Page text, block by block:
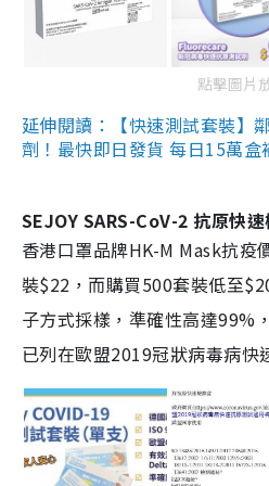
點擊圖片
延伸閱讀：【快速測試套裝】
劑！最快即日發貨 每日15萬盒
SEJOY SARS-CoV-2 抗原快
香港口罩品牌HK-M Mask抗疫
裝$22，而購買500套裝低至
子方式採樣，準確性高達99%
已列在歐盟2019冠狀病毒病快